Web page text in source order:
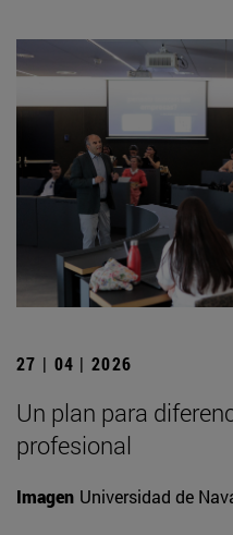
27 | 04 | 2026
Un plan para
profesional
Imagen Universidad de